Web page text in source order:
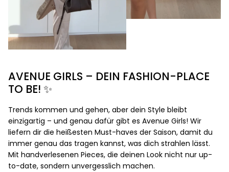
AVENUE GIRLS – DEIN FASHION-PLACE
TO BE! ✨
Trends kommen und gehen, aber dein Style bleibt
einzigartig – und genau dafür gibt es Avenue Girls! Wir
liefern dir die heißesten Must-haves der Saison, damit du
immer genau das tragen kannst, was dich strahlen lässt.
Mit handverlesenen Pieces, die deinen Look nicht nur up-
to-date, sondern unvergesslich machen.